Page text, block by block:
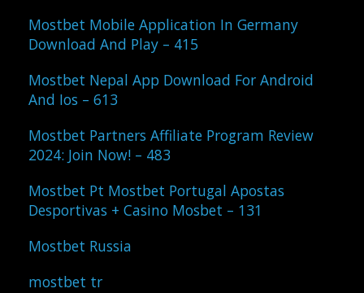
Mostbet Mobile Application In Germany
Download And Play – 415
Mostbet Nepal App Download For Android
And Ios – 613
Mostbet Partners Affiliate Program Review
2024: Join Now! – 483
Mostbet Pt Mostbet Portugal Apostas
Desportivas + Casino Mosbet – 131
Mostbet Russia
mostbet tr